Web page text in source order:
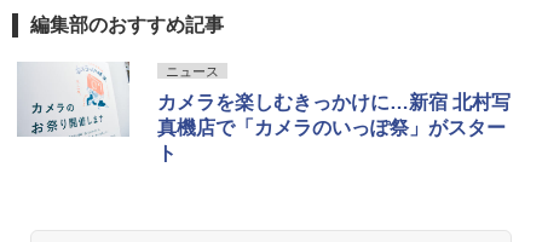
編集部のおすすめ記事
ニュース
カメラを楽しむきっかけに…新宿 北村写
真機店で「カメラのいっぽ祭」がスター
ト